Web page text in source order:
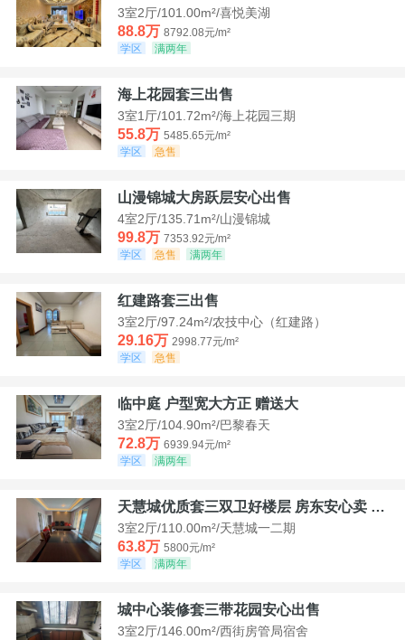
3室2厅/101.00m²/喜悦美湖
88.8万 8792.08元/m²
学区
满两年
海上花园套三出售
3室1厅/101.72m²/海上花园三期
55.8万 5485.65元/m²
学区
急售
山漫锦城大房跃层安心出售
4室2厅/135.71m²/山漫锦城
99.8万 7353.92元/m²
学区
急售 满两年
红建路套三出售
3室2厅/97.24m²/农技中心（红建路）
29.16万 2998.77元/m²
学区
急售
临中庭 户型宽大方正 赠送大
3室2厅/104.90m²/巴黎春天
72.8万 6939.94元/m²
学区
满两年
天慧城优质套三双卫好楼层 房东安心卖 价格好谈
3室2厅/110.00m²/天慧城一二期
63.8万 5800元/m²
学区
满两年
城中心装修套三带花园安心出售
3室2厅/146.00m²/西街房管局宿舍